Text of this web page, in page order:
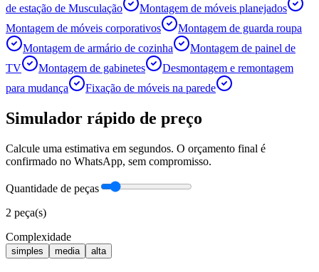
de estação de Musculação
Montagem de móveis planejados
Montagem de móveis corporativos
Montagem de guarda roupa
Montagem de armário de cozinha
Montagem de painel de
TV
Montagem de gabinetes
Desmontagem e remontagem
para mudança
Fixação de móveis na parede
Simulador rápido de preço
Calcule uma estimativa em segundos. O orçamento final é
confirmado no WhatsApp, sem compromisso.
Quantidade de peças
2 peça(s)
Complexidade
simples media alta